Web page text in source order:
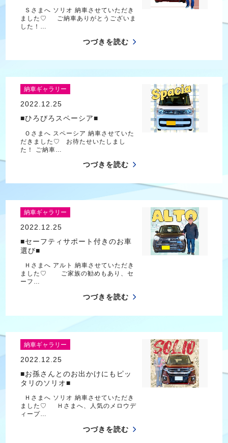
Ｓさまへ ソリオ 納車させていただき
ました♡ ご納車ありがとうございま
した！…
つづきを読む
納車ギャラリー
2022.12.25
■ひろびろスペーシア■
Ｏさまへ スペーシア 納車させていた
だきました♡ お待たせいたしまし
た！ ご納車…
つづきを読む
納車ギャラリー
2022.12.25
■セーフティサポート付きのお車
選び■
Ｈさまへ アルト 納車させていただき
ました♡ ご家族の勧めもあり、セ
ーフ…
つづきを読む
納車ギャラリー
2022.12.25
■お孫さんとのお出かけにもピッ
タリのソリオ■
Ｈさまへ ソリオ 納車させていただき
ました♡ Ｈさまへ、人気のメロウデ
ィープ…
つづきを読む